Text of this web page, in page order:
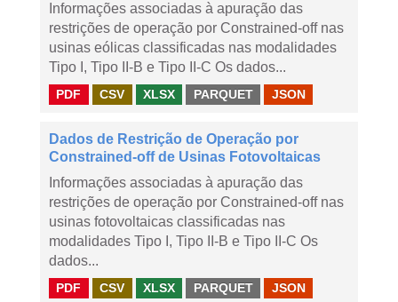
Informações associadas à apuração das
restrições de operação por Constrained-off nas
usinas eólicas classificadas nas modalidades
Tipo I, Tipo II-B e Tipo II-C Os dados...
PDF CSV XLSX PARQUET JSON
Dados de Restrição de Operação por
Constrained-off de Usinas Fotovoltaicas
Informações associadas à apuração das
restrições de operação por Constrained-off nas
usinas fotovoltaicas classificadas nas
modalidades Tipo I, Tipo II-B e Tipo II-C Os
dados...
PDF CSV XLSX PARQUET JSON